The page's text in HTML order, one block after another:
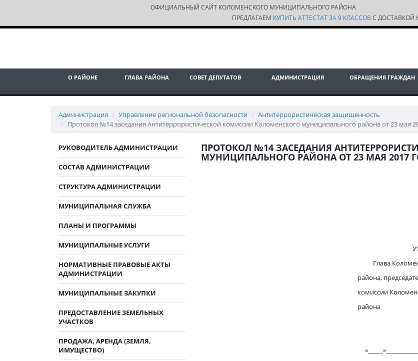
ОФИЦИАЛЬНЫЙ САЙТ КОЛОМЕНСКОГО МУНИЦИПАЛЬНОГО РАЙОНА
ПРЕДЛАГАЕМ КУПИТЬ АТТЕСТАТ ЗА 9 КЛАССОВ С ДОСТАВКОЙ
О РАЙОНЕ ГЛАВА РАЙОНА СОВЕТ ДЕПУТАТОВ АДМИНИСТРАЦИЯ ОБРАЩЕНИЯ ГРАЖДАН
Администрация Управление региональной безопасности
Антитеррористическая защищенность
Протокол №14 заседания Антитеррористической комиссии Коломенского муниципального района от 23 мая
РУКОВОДИТЕЛЬ АДМИНИСТРАЦИИ
СОСТАВ АДМИНИСТРАЦИИ
СТРУКТУРА АДМИНИСТРАЦИИ
МУНИЦИПАЛЬНАЯ СЛУЖБА
ПЛАНЫ И ПРОГРАММЫ
МУНИЦИПАЛЬНЫЕ УСЛУГИ
НОРМАТИВНЫЕ ПРАВОВЫЕ АКТЫ
АДМИНИСТРАЦИИ
МУНИЦИПАЛЬНЫЕ ЗАКУПКИ
ПРЕДОСТАВЛЕНИЕ ЗЕМЕЛЬНЫХ
УЧАСТКОВ
ПРОДАЖА, АРЕНДА (ЗЕМЛЯ,
ИМУЩЕСТВО)
ПРОТОКОЛ №14 ЗАСЕДАНИЯ
МУНИЦИПАЛЬНОГО РАЙОНА ОТ 23 МАЯ 2017
Глава
района,
комиссии
района
А.В.